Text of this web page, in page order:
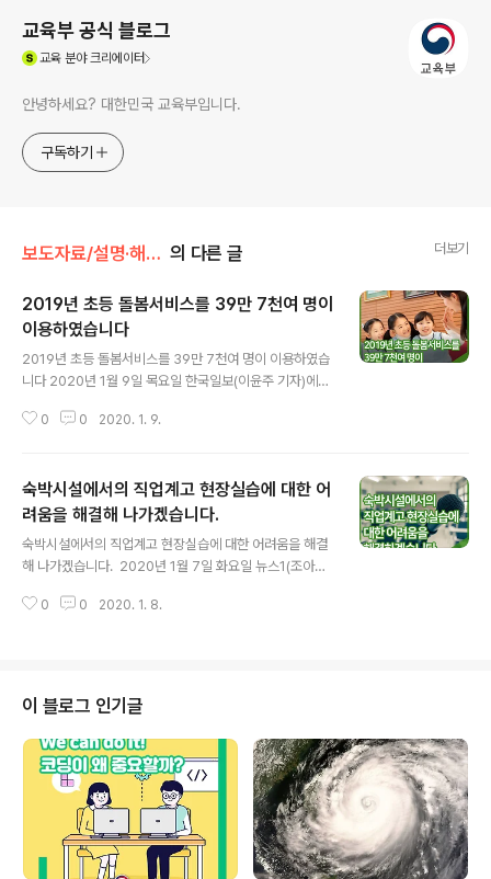
교육부 공식 블로그
교육분야 크리에이터
안녕하세요? 대한민국 교육부입니다.
구독하기
보도자료/설명·해명자료 의 다른 글 더보기
2019년 초등 돌봄서비스를 39만 7천여 명이
이용하였습니다
2019년 초등 돌봄서비스를 39만 7천여 명이 이용하였습
니다 2020년 1월 9일 목요일 한국일보(이윤주 기자)에서
어요” 엄마들 마지못한‘3월 장기휴가’' 보도내용에 관련하
준으로 33만여 명이라고 송다영 인천대 교수 발표자료를
인용한 내용은 정확한 수치가 아닙니다. 정부의 온종일 돌
봄 정책에 따라 초등돌봄 이용가능 인원이 2017년 33만
명에서 2019년 39만 7,713명 수준으로 확대되었습니다.
※ 초등돌봄교실 290,358명, 다함께돌봄센터 2,878명,
지역아동센터 98,407명, 청소년 방과후 아카데미 6,070
0 0 2020. 1. 9.
숙박시설에서의 직업계고 현장실습에 대한 어
려움을 해결해 나가겠습니다.
숙박시설에서의 직업계고 현장실습에 대한 어려움을 해결
해 나가겠습니다. ​ 2020년 1월 7일 화요일 뉴스1(조아현
견 뒤 취업 자랑' 보도내용에 관련하여 알려드립니다. 동 보
등에 보내지 않도록 안내*하고 있습니다. * 참여기업 선정
시 기준에 부합한지 현장실습운영위원회의 심의를 거치도
록 규정 2. 안전·보건 관리 현황 (2) ｢근로기준법｣ 제65조
에 의거한 사용금지 기업은 아닌가? ※ 청소년보호법에 따
른 청소년출입금지 업종, 청소년고용금지 업종, 도덕상 보
건상 유해 위험한 직종,..
0 0 2020. 1. 8.
이 블로그 인기글